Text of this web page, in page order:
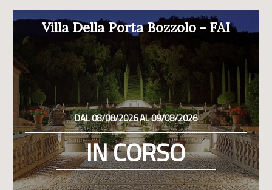
Villa Della Porta Bozzolo - FAI
DAL 08/08/2026 AL 09/08/2026
IN CORSO